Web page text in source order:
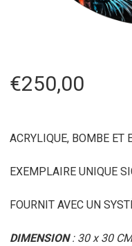
€250,00
ACRYLIQUE, BOMBE ET
EXEMPLAIRE UNIQUE
FOURNIT AVEC UN
DIMENSION: 30 x 30